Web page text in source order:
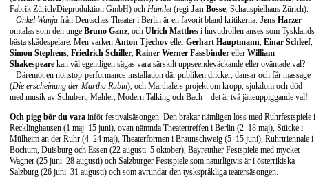
Fabrik Zürich/Dieproduktion GmbH) och Hamlet(regi Jan Bosse , Schauspielhaus Zürich).
Onkel Wanja från Deutsches Theater i Berlin är en favorit bland kritikerna: Jens Harzer
omtalas som den unge Bruno Ganz , och Ulrich Matthes i huvudrollen anses som Tysklands
bästa skådespelare. Men varken Anton Tjechov eller Gerhart Hauptmann Einar Schleef,
Simon Stephens Friedrich Schiller Rainer Werner Fassbinder eller William
Shakespeare kan väl egentligen sägas vara särskilt uppseendeväckande eller oväntade val?
Däremot en nonstop-performance-installation där publiken dricker, dansar och får massage
(Die erscheinung der Martha Rubin), och Marthalers projekt om kropp, sjukdom och död
med musik av Schubert, Mahler, Modern Talking och Bach – det är två jätteuppiggande val!
Och pigg bör du vara inför festivalsäsongen. Den brakar nämligen loss med Ruhrfestspiele i
Recklinghausen (1 maj–15 juni), ovan nämnda Theatertreffen i Berlin (2–18 maj), Stücke i
Mülheim an der Ruhr (4–24 maj), Theaterformen i Braunschweig (5–15 juni), Ruhrtriennale i
Bochum, Duisburg och Essen (22 augusti–5 oktober), Bayreuther Festspiele med mycket
Wagner (25 juni–28 augusti) och Salzburger Festspiele som naturligtvis är i österrikiska
Salzburg (26 juni–31 augusti) och som avrundar den tyskspråkliga teatersäsongen.